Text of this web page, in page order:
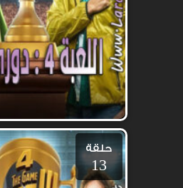
حلقة
13